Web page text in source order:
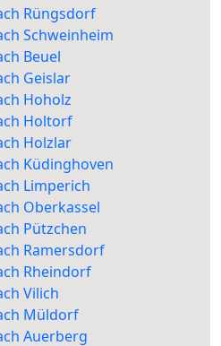
Rüngsdorf
Schweinheim
Beuel
Geislar
Hoholz
Holtorf
Holzlar
Küdinghoven
Limperich
Oberkassel
Pützchen
Ramersdorf
Rheindorf
Vilich
Müldorf
Auerberg